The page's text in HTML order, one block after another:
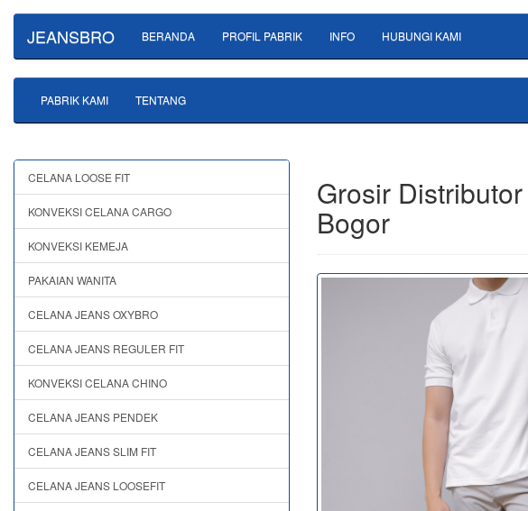
JEANSBRO BERANDA PROFIL PABRIK INFO HUBUNGI KAMI
PABRIK KAMI TENTANG
Grosir
Bogor
CELANA LOOSE FIT
KONVEKSI CELANA CARGO
KONVEKSI KEMEJA
PAKAIAN WANITA
CELANA JEANS OXYBRO
CELANA JEANS REGULER FIT
KONVEKSI CELANA CHINO
CELANA JEANS PENDEK
CELANA JEANS SLIM FIT
CELANA JEANS LOOSEFIT